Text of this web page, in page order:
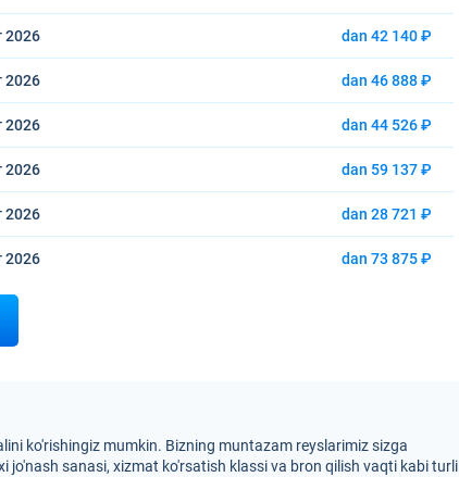
2026 dan 42 140 ₽
2026 dan 46 888 ₽
2026 dan 44 526 ₽
2026 dan 59 137 ₽
2026 dan 28 721 ₽
2026 dan 73 875 ₽
ko'rishingiz mumkin. Bizning muntazam reyslarimiz sizga
sanasi, xizmat ko'rsatish klassi va bron qilish vaqti kabi turli